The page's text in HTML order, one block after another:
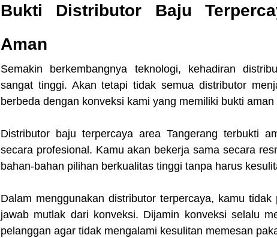
Bukti Distributor Baju
Aman
Semakin berkembangnya teknologi, kehadiran
sangat tinggi. Akan tetapi tidak semua distributor
berbeda dengan konveksi kami yang memiliki bukti aman
Distributor baju terpercaya area Tangerang terbukti
secara profesional. Kamu akan bekerja sama secara
bahan-bahan pilihan berkualitas tinggi tanpa harus
Dalam menggunakan distributor terpercaya, kamu
jawab mutlak dari konveksi. Dijamin konveksi selalu
pelanggan agar tidak mengalami kesulitan memesan